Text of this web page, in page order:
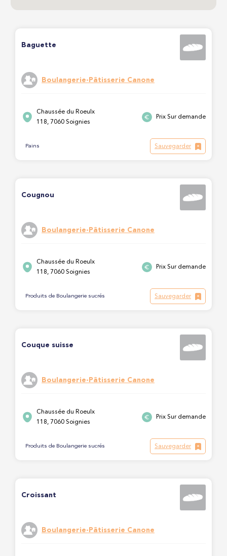
Baguette
Boulangerie-Pâtisserie Canone
Chaussée du Roeulx
118, 7060 Soignies
Prix Sur demande
Pains Sauvegarder
Cougnou
Boulangerie-Pâtisserie Canone
Chaussée du Roeulx
118, 7060 Soignies
Prix Sur demande
Produits de Boulangerie sucrés Sauvegarder
Couque suisse
Boulangerie-Pâtisserie Canone
Chaussée du Roeulx
118, 7060 Soignies
Prix Sur demande
Produits de Boulangerie sucrés Sauvegarder
Croissant
Boulangerie-Pâtisserie Canone